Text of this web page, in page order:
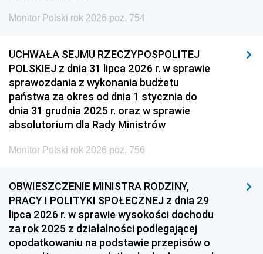
Monitor Polski rok 2026 poz. 754
UCHWAŁA SEJMU RZECZYPOSPOLITEJ
POLSKIEJ z dnia 31 lipca 2026 r. w sprawie
sprawozdania z wykonania budżetu
państwa za okres od dnia 1 stycznia do
dnia 31 grudnia 2025 r. oraz w sprawie
absolutorium dla Rady Ministrów
Monitor Polski rok 2026 poz. 756
OBWIESZCZENIE MINISTRA RODZINY,
PRACY I POLITYKI SPOŁECZNEJ z dnia 29
lipca 2026 r. w sprawie wysokości dochodu
za rok 2025 z działalności podlegającej
opodatkowaniu na podstawie przepisów o